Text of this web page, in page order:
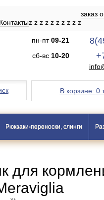
заказ
z z z z z z z z z z
Контакты
пн-пт09-21
сб-вс 10-20
В корзине: 0
Рюкзаки-переноски, слинги
для